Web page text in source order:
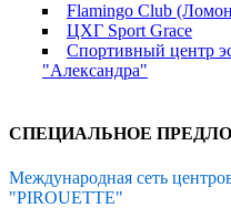
Flamingo Club
ЦХГ Sport Grace
Спортивный центр
"Александра"
СПЕЦИАЛЬНОЕ
Международная сеть
"PIROUETTE"